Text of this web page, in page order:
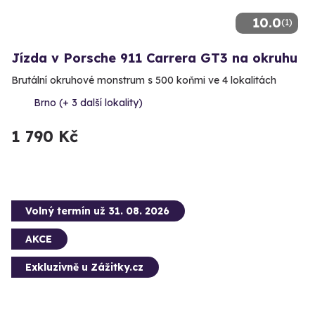
10.0(1)
Jízda v Porsche 911 Carrera GT3 na okruhu
Brutální okruhové monstrum s 500 koňmi ve 4 lokalitách
Brno (+ 3 další lokality)
1 790 Kč
Volný termín už 31. 08. 2026
AKCE
Exkluzivně u Zážitky.cz